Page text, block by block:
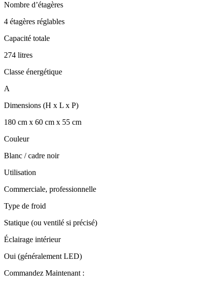
Nombre d’étagères
4 étagères réglables
Capacité totale
274 litres
Classe énergétique
A
Dimensions (H x L x P)
180 cm x 60 cm x 55 cm
Couleur
Blanc / cadre noir
Utilisation
Commerciale, professionnelle
Type de froid
Statique (ou ventilé si précisé)
Éclairage intérieur
Oui (généralement LED)
Commandez Maintenant :